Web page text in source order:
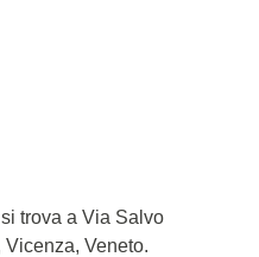
trova a Via Salvo
Vicenza, Veneto.